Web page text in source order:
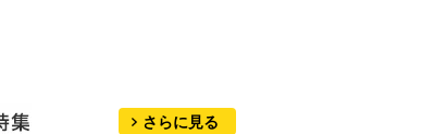
さらに見る